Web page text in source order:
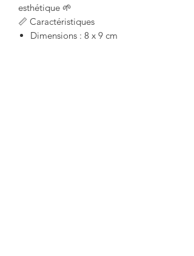
esthétique 🌱
📏 Caractéristiques
Dimensions : 8 x 9 cm